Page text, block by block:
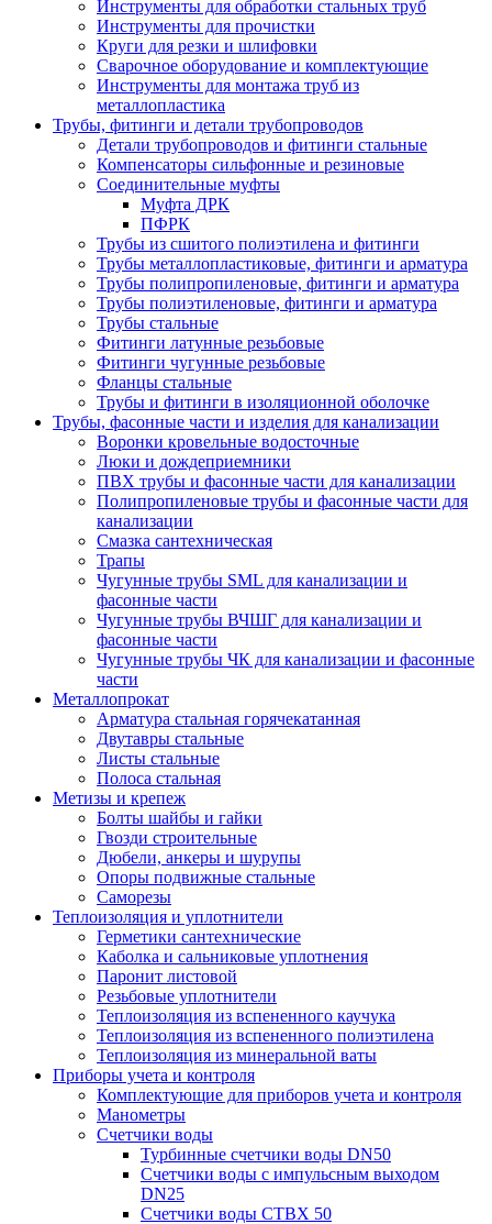
Инструменты для обработки стальных труб
Инструменты для прочистки
Круги для резки и шлифовки
Сварочное оборудование и комплектующие
Инструменты для монтажа труб из
металлопластика
Трубы, фитинги и детали трубопроводов
Детали трубопроводов и фитинги стальные
Компенсаторы сильфонные и резиновые
Соединительные муфты
Муфта ДРК
ПФРК
Трубы из сшитого полиэтилена и фитинги
Трубы металлопластиковые, фитинги и арматура
Трубы полипропиленовые, фитинги и арматура
Трубы полиэтиленовые, фитинги и арматура
Трубы стальные
Фитинги латунные резьбовые
Фитинги чугунные резьбовые
Фланцы стальные
Трубы и фитинги в изоляционной оболочке
Трубы, фасонные части и изделия для канализации
Воронки кровельные водосточные
Люки и дождеприемники
ПВХ трубы и фасонные части для канализации
Полипропиленовые трубы и фасонные части для
канализации
Смазка сантехническая
Трапы
Чугунные трубы SML для канализации и
фасонные части
Чугунные трубы ВЧШГ для канализации и
фасонные части
Чугунные трубы ЧК для канализации и фасонные
части
Металлопрокат
Арматура стальная горячекатанная
Двутавры стальные
Листы стальные
Полоса стальная
Метизы и крепеж
Болты шайбы и гайки
Гвозди строительные
Дюбели, анкеры и шурупы
Опоры подвижные стальные
Саморезы
Теплоизоляция и уплотнители
Герметики сантехнические
Каболка и сальниковые уплотнения
Паронит листовой
Резьбовые уплотнители
Теплоизоляция из вспененного каучука
Теплоизоляция из вспененного полиэтилена
Теплоизоляция из минеральной ваты
Приборы учета и контроля
Комплектующие для приборов учета и контроля
Манометры
Счетчики воды
Турбинные счетчики воды DN50
Счетчики воды с импульсным выходом
DN25
Счетчики воды СТВХ 50